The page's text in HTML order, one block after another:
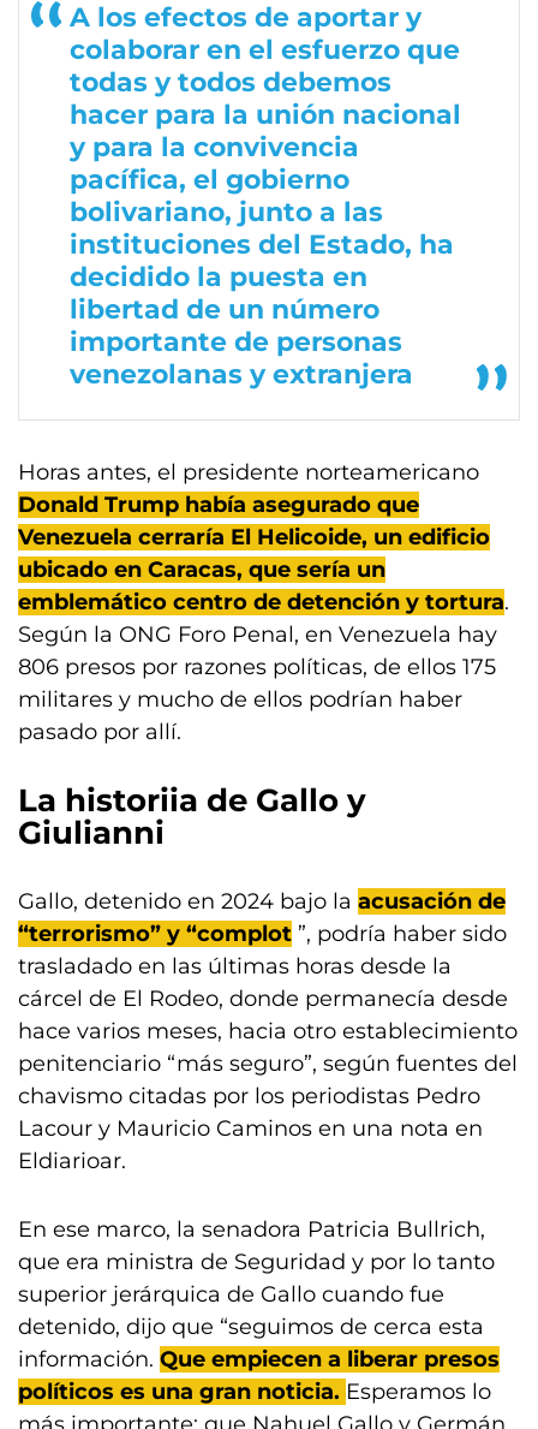
A los efectos de aportar y
colaborar en el esfuerzo que
todas y todos debemos
hacer para la unión nacional
y para la convivencia
pacífica, el gobierno
bolivariano, junto a las
instituciones del Estado, ha
decidido la puesta en
libertad de un número
importante de personas
venezolanas y extranjera
Horas antes, el presidente norteamericano
Donald Trump había asegurado que
Venezuela cerraría El Helicoide, un edificio
ubicado en Caracas, que sería un
emblemático centro de detención y tortura.
Según la ONG Foro Penal, en Venezuela hay
806 presos por razones políticas, de ellos 175
militares y mucho de ellos podrían haber
pasado por allí.
La historiia de Gallo y
Giulianni
Gallo, detenido en 2024 bajo la acusación de
“terrorismo” y “complot ”, podría haber sido
trasladado en las últimas horas desde la
cárcel de El Rodeo, donde permanecía desde
hace varios meses, hacia otro establecimiento
penitenciario “más seguro”, según fuentes del
chavismo citadas por los periodistas Pedro
Lacour y Mauricio Caminos en una nota en
Eldiarioar.
En ese marco, la senadora Patricia Bullrich,
que era ministra de Seguridad y por lo tanto
superior jerárquica de Gallo cuando fue
detenido, dijo que “seguimos de cerca esta
información. Que empiecen a liberar presos
políticos es una gran noticia. Esperamos lo